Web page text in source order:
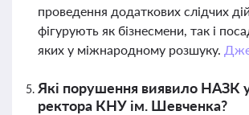
проведення додаткових слідчих
фігурують як бізнесмени, так і
яких у міжнародному розшуку.
Які порушення виявило НАЗК у
ректора КНУ ім. Шевченка?